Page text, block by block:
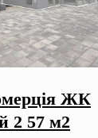
ЖК
2 57 м2